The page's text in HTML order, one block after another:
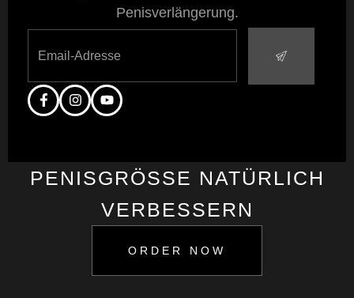
Penisverlängerung.
PENISGRÖSSE NATÜRLICH V
ERBESSERN
ORDER NOW